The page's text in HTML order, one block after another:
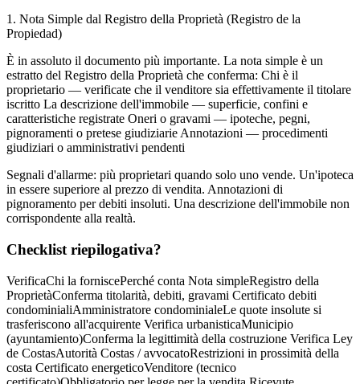
1. Nota Simple dal Registro della Proprietà (Registro de la
Propiedad)
È in assoluto il documento più importante. La nota simple è un
estratto del Registro della Proprietà che conferma: Chi è il
proprietario — verificate che il venditore sia effettivamente il titolare
iscritto La descrizione dell'immobile — superficie, confini e
caratteristiche registrate Oneri o gravami — ipoteche, pegni,
pignoramenti o pretese giudiziarie Annotazioni — procedimenti
giudiziari o amministrativi pendenti
Segnali d'allarme: più proprietari quando solo uno vende. Un'ipoteca
in essere superiore al prezzo di vendita. Annotazioni di
pignoramento per debiti insoluti. Una descrizione dell'immobile non
corrispondente alla realtà.
Checklist riepilogativa?
VerificaChi la forniscePerché conta Nota simpleRegistro della
ProprietàConferma titolarità, debiti, gravami Certificato debiti
condominialiAmministratore condominialeLe quote insolute si
trasferiscono all'acquirente Verifica urbanisticaMunicipio
(ayuntamiento)Conferma la legittimità della costruzione Verifica Ley
de CostasAutorità Costas / avvocatoRestrizioni in prossimità della
costa Certificato energeticoVenditore (tecnico